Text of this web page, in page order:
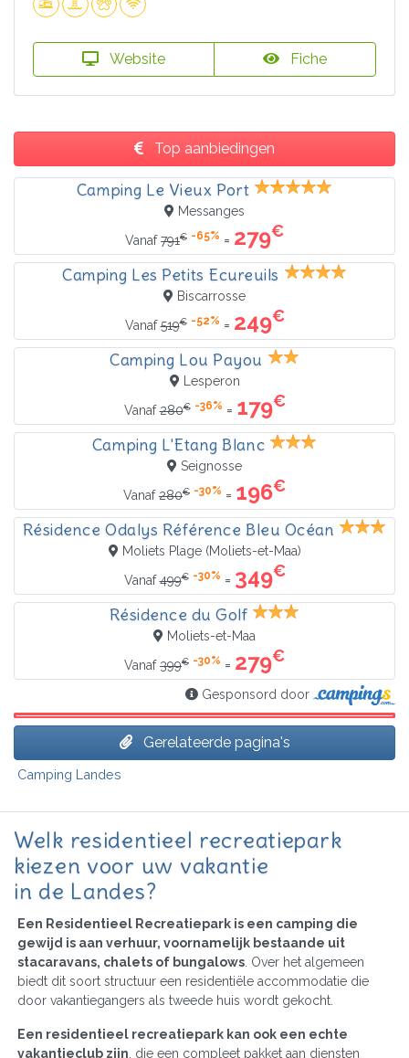
Website Fiche
Top aanbiedingen
Camping Le Vieux Port
Messanges
Vanaf791€ -65% = 279€
Camping Les Petits Ecureuils
Biscarrosse
Vanaf519€ -52% = 249€
Camping Lou Payou
Lesperon
Vanaf280€ -36% = 179€
Camping L'Etang Blanc
Seignosse
Vanaf280€ -30% = 196€
Résidence Odalys Référence Bleu Océan
Moliets Plage (Moliets-et-Maa)
Vanaf499€ -30% = 349€
Résidence du Golf
Moliets-et-Maa
Vanaf399€ -30% = 279€
Gesponsord door
Gerelateerde pagina's
Camping Landes
Welk residentieel recreatiepark
kiezen voor uw vakantie
in de Landes?
Een Residentieel Recreatiepark is een camping die
gewijd is aan verhuur, voornamelijk bestaande uit
stacaravans, chalets of bungalows. Over het algemeen
biedt dit soort structuur een residentiële accommodatie die
door vakantiegangers als tweede huis wordt gekocht.
Een residentieel recreatiepark kan ook een echte
vakantieclub zijn, die een compleet pakket aan diensten